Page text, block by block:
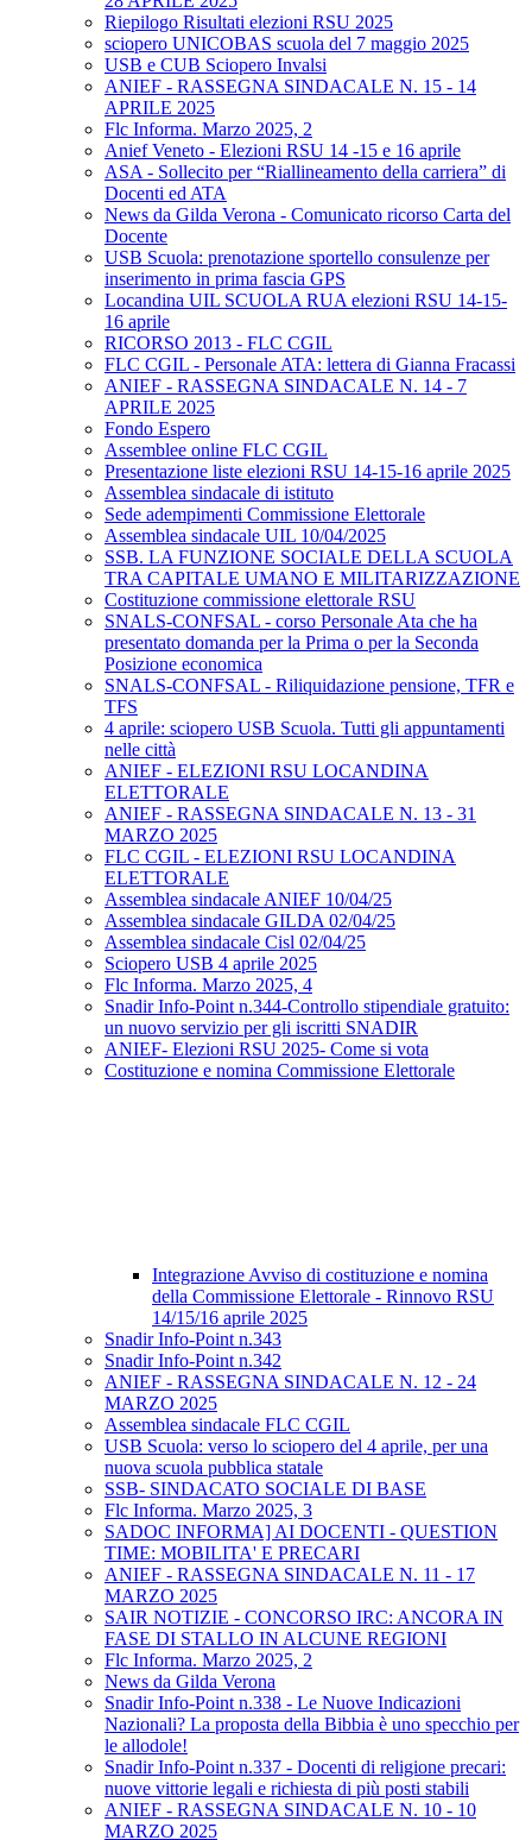
Riepilogo Risultati elezioni RSU 2025
sciopero UNICOBAS scuola del 7 maggio 2025
USB e CUB Sciopero Invalsi
ANIEF - RASSEGNA SINDACALE N. 15 - 14
APRILE 2025
Flc Informa. Marzo 2025, 2
Anief Veneto - Elezioni RSU 14 -15 e 16 aprile
ASA - Sollecito per “Riallineamento della carriera” di
Docenti ed ATA
News da Gilda Verona - Comunicato ricorso Carta del
Docente
USB Scuola: prenotazione sportello consulenze per
inserimento in prima fascia GPS
Locandina UIL SCUOLA RUA elezioni RSU 14-15-
16 aprile
RICORSO 2013 - FLC CGIL
FLC CGIL - Personale ATA: lettera di Gianna Fracassi
ANIEF - RASSEGNA SINDACALE N. 14 - 7
APRILE 2025
Fondo Espero
Assemblee online FLC CGIL
Presentazione liste elezioni RSU 14-15-16 aprile 2025
Assemblea sindacale di istituto
Sede adempimenti Commissione Elettorale
Assemblea sindacale UIL 10/04/2025
SSB. LA FUNZIONE SOCIALE DELLA SCUOLA
TRA CAPITALE UMANO E MILITARIZZAZIONE
Costituzione commissione elettorale RSU
SNALS-CONFSAL - corso Personale Ata che ha
presentato domanda per la Prima o per la Seconda
Posizione economica
SNALS-CONFSAL - Riliquidazione pensione, TFR e
TFS
4 aprile: sciopero USB Scuola. Tutti gli appuntamenti
nelle città
ANIEF - ELEZIONI RSU LOCANDINA
ELETTORALE
ANIEF - RASSEGNA SINDACALE N. 13 - 31
MARZO 2025
FLC CGIL - ELEZIONI RSU LOCANDINA
ELETTORALE
Assemblea sindacale ANIEF 10/04/25
Assemblea sindacale GILDA 02/04/25
Assemblea sindacale Cisl 02/04/25
Sciopero USB 4 aprile 2025
Flc Informa. Marzo 2025, 4
Snadir Info-Point n.344-Controllo stipendiale gratuito:
un nuovo servizio per gli iscritti SNADIR
ANIEF- Elezioni RSU 2025- Come si vota
Costituzione e nomina Commissione Elettorale
Integrazione Avviso di costituzione e nomina
della Commissione Elettorale - Rinnovo RSU
14/15/16 aprile 2025
Snadir Info-Point n.343
Snadir Info-Point n.342
ANIEF - RASSEGNA SINDACALE N. 12 - 24
MARZO 2025
Assemblea sindacale FLC CGIL
USB Scuola: verso lo sciopero del 4 aprile, per una
nuova scuola pubblica statale
SSB- SINDACATO SOCIALE DI BASE
Flc Informa. Marzo 2025, 3
SADOC INFORMA] AI DOCENTI - QUESTION
TIME: MOBILITA' E PRECARI
ANIEF - RASSEGNA SINDACALE N. 11 - 17
MARZO 2025
SAIR NOTIZIE - CONCORSO IRC: ANCORA IN
FASE DI STALLO IN ALCUNE REGIONI
Flc Informa. Marzo 2025, 2
News da Gilda Verona
Snadir Info-Point n.338 - Le Nuove Indicazioni
Nazionali? La proposta della Bibbia è uno specchio per
le allodole!
Snadir Info-Point n.337 - Docenti di religione precari:
nuove vittorie legali e richiesta di più posti stabili
ANIEF - RASSEGNA SINDACALE N. 10 - 10
MARZO 2025